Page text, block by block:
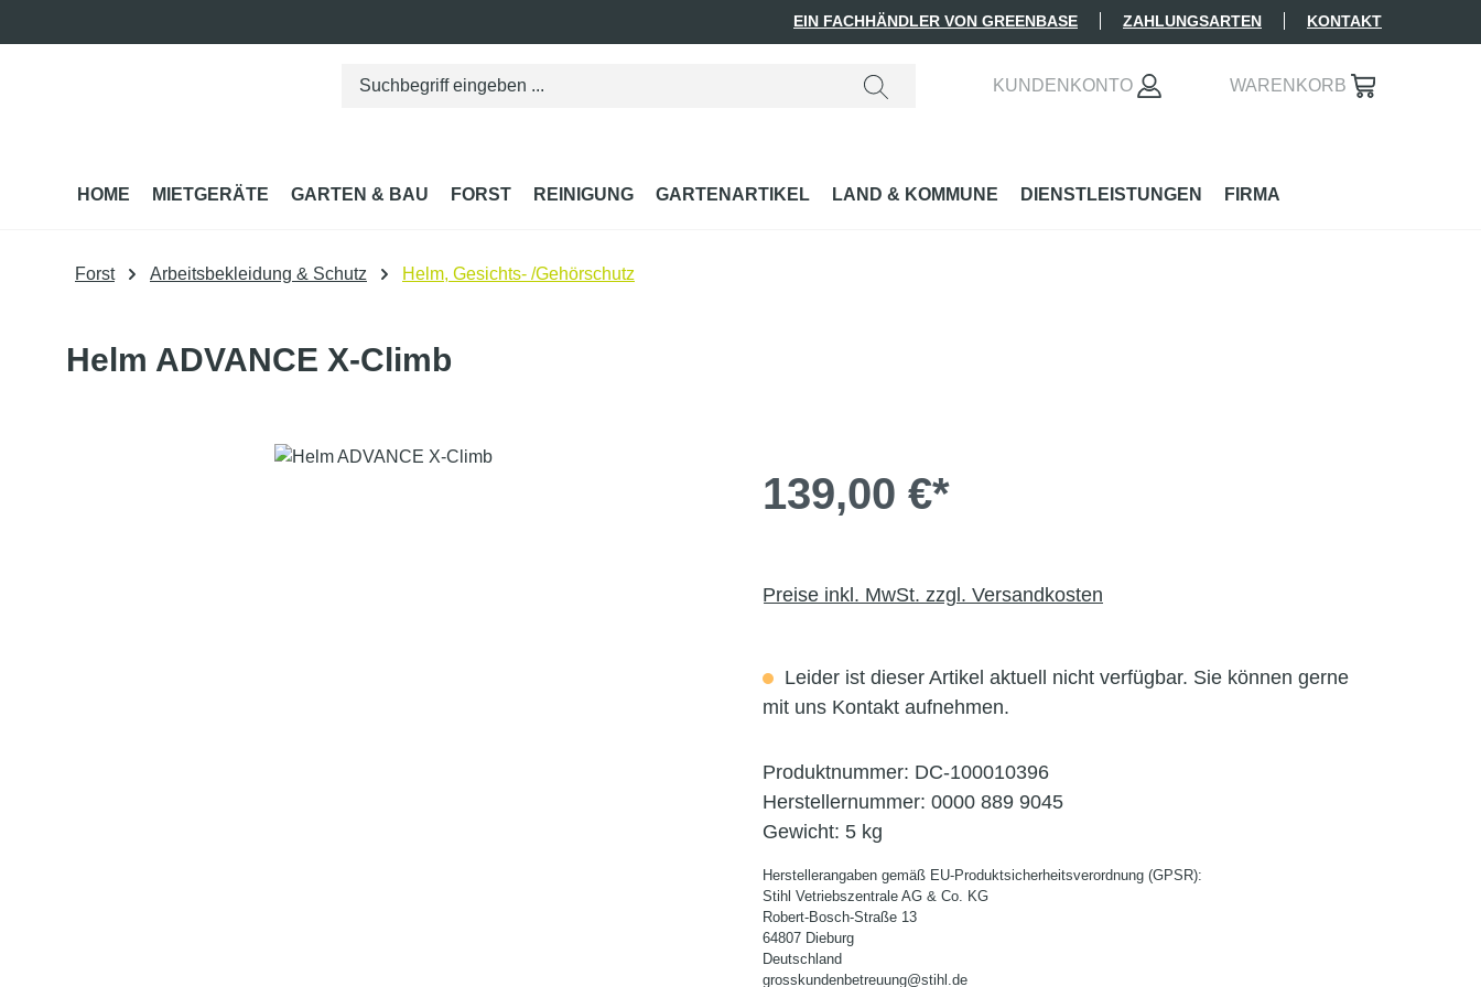
EIN FACHHÄNDLER VON GREENBASE ZAHLUNGSARTEN KONTAKT
KUNDENKONTO WARENKORB
HOME MIETGERÄTE GARTEN & BAU FORST REINIGUNG GARTENARTIKEL LAND & KOMMUNE DIENSTLEISTUNGEN FIRMA
Forst Arbeitsbekleidung & Schutz Helm, Gesichts- /Gehörschutz
Helm ADVANCE X-Climb
139,00 €*
Preise inkl. MwSt. zzgl. Versandkosten
Leider ist dieser Artikel aktuell nicht verfügbar. Sie können gerne
mit uns Kontakt aufnehmen.
Produktnummer: DC-100010396
Herstellernummer: 0000 889 9045
Gewicht: 5 kg
Herstellerangaben gemäß EU-Produktsicherheitsverordnung (GPSR):
Stihl Vetriebszentrale AG & Co. KG
Robert-Bosch-Straße 13
64807 Dieburg
Deutschland
grosskundenbetreuung@stihl.de